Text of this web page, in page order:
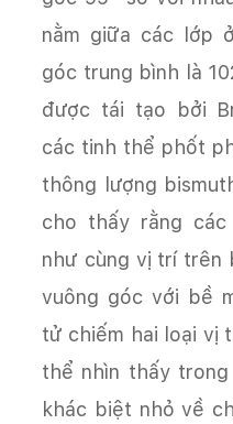
nằm giữa các lớp
góc trung bình là
được tái tạo bởi
các tinh thể phốt
thông lượng
cho thấy rằng
như cùng vị trí trên
vuông góc với bề
tử chiếm hai loại vị
thể nhìn thấy
khác biệt nhỏ về